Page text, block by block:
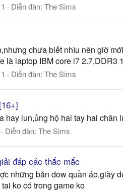
Diễn đàn: The Sims
chưa biết nhìu nên giờ
là laptop IBM core i7
Diễn đàn: The Sims
hay lun,ủng hộ hai tay hai chân
Diễn đàn: The Sims
đáp các thắc mắc
những bản dow quần áo,giày
ko có trong game ko